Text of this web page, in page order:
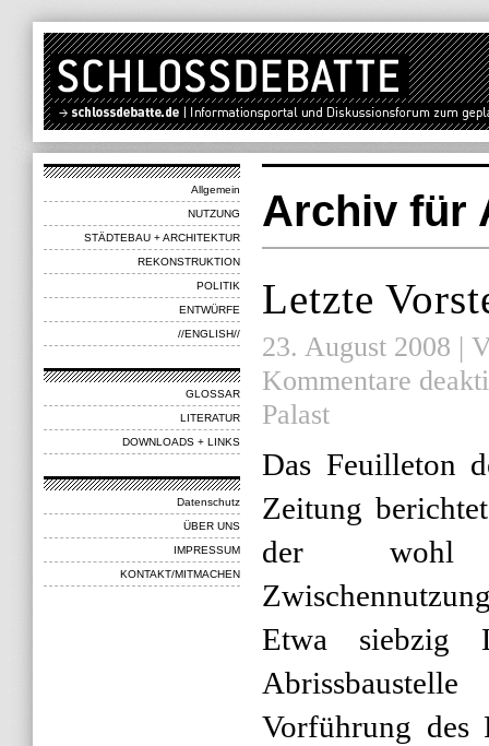
Allgemein
NUTZUNG
STÄDTEBAU + ARCHITEKTUR
REKONSTRUKTION
POLITIK
ENTWÜRFE
//ENGLISH//
GLOSSAR
LITERATUR
DOWNLOADS + LINKS
Datenschutz
ÜBER UNS
IMPRESSUM
KONTAKT/MITMACHEN
Archiv für
Letzte
23. August 2008 |
Kommentare
Palast
Das Feuilleton
Zeitung
der wohl
Etwa
Vorführung des